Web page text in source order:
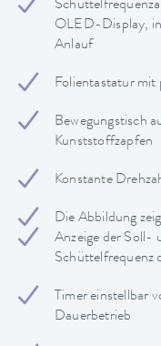
OLED-Display,
Anlauf
Folientastatur mit
Bewegungstisch
Kunststoffzapfen
Konstante
Die Abbildung
Anzeige der Soll-
Schüttelfrequenz
Timer einstellbar
Dauerbetrieb